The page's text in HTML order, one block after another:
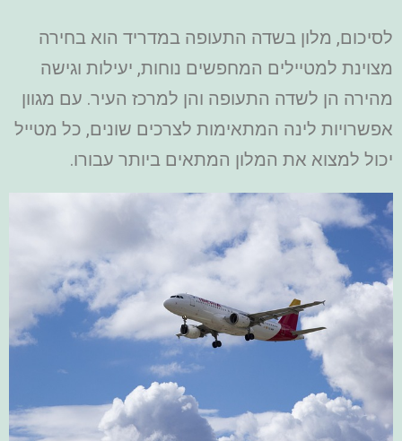
לסיכום, מלון בשדה התעופה במדריד הוא בחירה
מצוינת למטיילים המחפשים נוחות, יעילות וגישה
מהירה הן לשדה התעופה והן למרכז העיר. עם מגוון
אפשרויות לינה המתאימות לצרכים שונים, כל מטייל
יכול למצוא את המלון המתאים ביותר עבורו.